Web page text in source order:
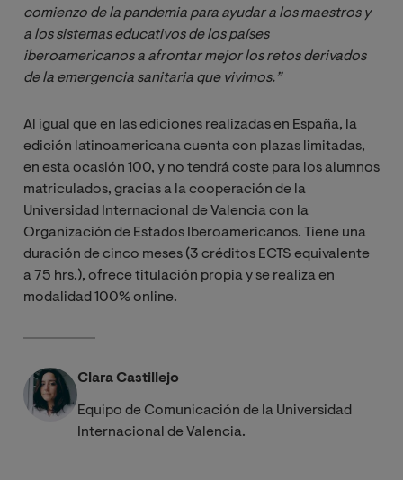
comienzo de la pandemia para ayudar a los maestros y
a los sistemas educativos de los países
iberoamericanos a afrontar mejor los retos derivados
de la emergencia sanitaria que vivimos.”
Al igual que en las ediciones realizadas en España, la
edición latinoamericana cuenta con plazas limitadas,
en esta ocasión 100, y no tendrá coste para los alumnos
matriculados, gracias a la cooperación de la
Universidad Internacional de Valencia con la
Organización de Estados Iberoamericanos. Tiene una
duración de cinco meses (3 créditos ECTS equivalente
a 75 hrs.), ofrece titulación propia y se realiza en
modalidad 100% online.
Clara Castillejo
Equipo de Comunicación de la Universidad
Internacional de Valencia.